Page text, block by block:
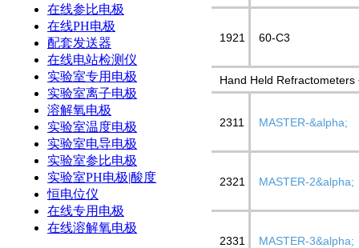
在线参比电极
在线PH电极
配套发送器
在线电站检测仪
实验室专用电极
实验室离子电极
溶解氧电极
实验室温度电极
实验室电导电极
实验室参比电极
实验室PH电极|酸度
恒电位仪
在线专用电极
在线溶解氧电极
1921 60-C3
Hand Held Refractometers
2311 MASTER-&alpha;
2321 MASTER-2&alpha;
2331 MASTER-3&alpha;